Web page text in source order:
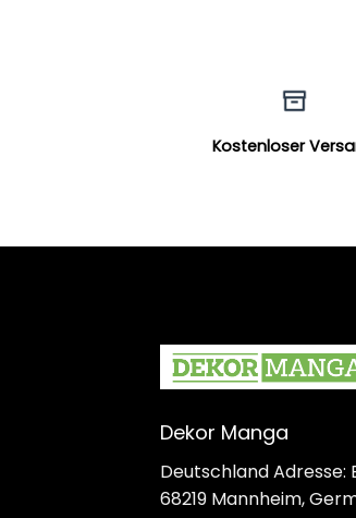
Kostenloser
Dekor Manga
Deutschland Adresse:
68219 Mannheim,